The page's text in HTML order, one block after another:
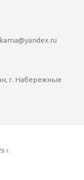
г. Набережные
г.